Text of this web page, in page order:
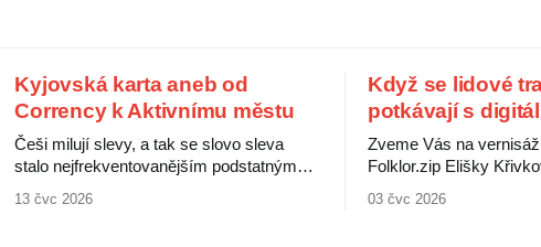
Kyjovská karta aneb od
Corrency k Aktivnímu městu
Češi milují slevy, a tak se slovo sleva
stalo nejfrekventovanějším podstatným
13 čvc 2026
Když se lidové
potkávají s
Zveme Vás na
Folklor.zip Elišky
03 čvc 2026